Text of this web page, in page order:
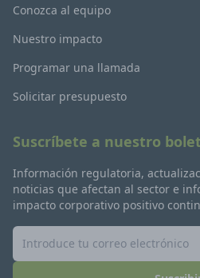
Conozca al equipo
Nuestro impacto
Programar una llamada
Solicitar presupuesto
Suscríbete a nuestro
Información regulatoria,
noticias que afectan al sector e
impacto corporativo positivo